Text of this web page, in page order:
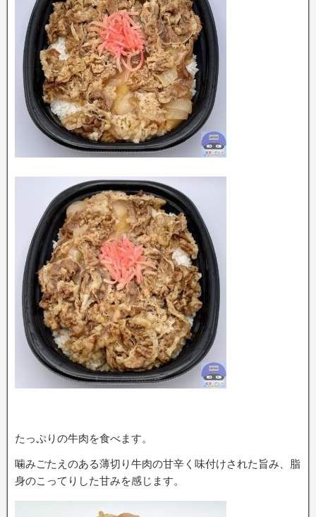
たっぷりの牛肉を食べます。
噛みごたえのある薄切り牛肉の甘辛く味付けされた旨み、脂
身のこってりした甘みを感じます。